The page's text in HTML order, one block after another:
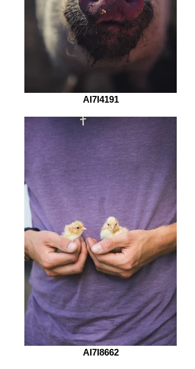
AI7I4191
AI7I8662